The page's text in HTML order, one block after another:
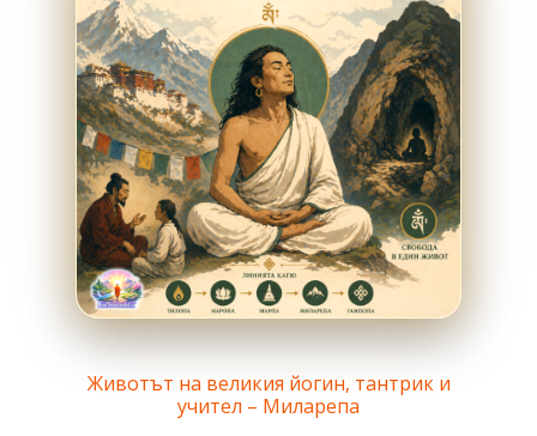
Животът на великия йогин, тантрик и
учител – Миларепа